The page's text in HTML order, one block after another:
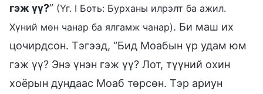
гэж үү?” (Үг. I Боть: Бурханы илрэлт ба ажил.
Хүний мөн чанар ба ялгамж чанар). Би маш их
цочирдсон. Тэгээд, “Бид Моабын үр удам юм
гэж үү? Энэ үнэн гэж үү? Лот, түүний охин
хоёрын дундаас Моаб төрсөн. Тэр ариун